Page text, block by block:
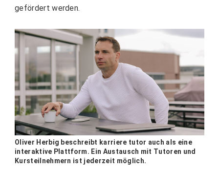
gefördert werden.
Oliver Herbig beschreibt karriere tutor auch als eine
interaktive Plattform. Ein Austausch mit Tutoren und
Kursteilnehmern ist jederzeit möglich.